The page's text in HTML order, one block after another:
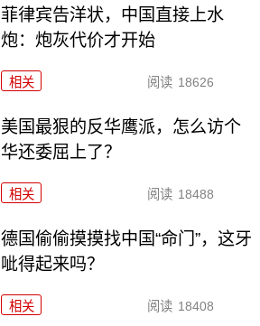
菲律宾告洋状，中国直接上水
炮：炮灰代价才开始
相关 阅读 18626
美国最狠的反华鹰派，怎么访个
华还委屈上了？
相关 阅读 18488
德国偷偷摸摸找中国“命门”，这牙
呲得起来吗？
相关 阅读 18408